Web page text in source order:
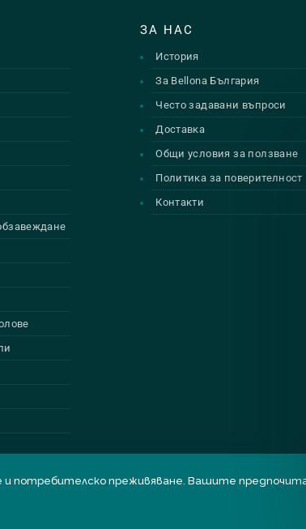
ЗА НАС
История
За Bellona България
Често задавани въпроси
Доставка
Общи условия за ползване
Политика за поверителност
Контакти
и потребителско преживяване. Вашите